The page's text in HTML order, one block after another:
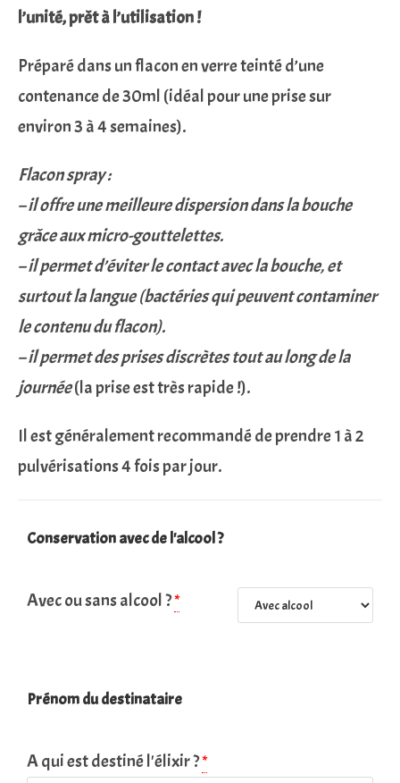
l’unité, prêt à l’utilisation !
Préparé dans un flacon en verre teinté d’une
contenance de 30ml (idéal pour une prise sur
environ 3 à 4 semaines).
Flacon spray :
– il offre une meilleure dispersion dans la bouche
grâce aux micro-gouttelettes.
– il permet d’éviter le contact avec la bouche, et
surtout la langue (bactéries qui peuvent contaminer
le contenu du flacon).
– il permet des prises discrètes tout au long de la
journée(la prise est très rapide !).
Il est généralement recommandé de prendre 1 à 2
pulvérisations 4 fois par jour.
Conservation avec de l'alcool ?
Avec ou sans alcool ?*
Prénom du destinataire
A qui est destiné l'élixir ?*